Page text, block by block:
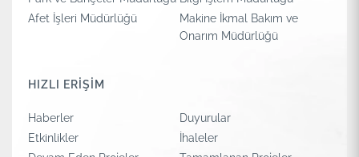
Afet İşleri Müdürlüğü
Makine İkmal Bakım ve
Onarım Müdürlüğü
HIZLI ERİŞİM
Haberler
Duyurular
Etkinlikler
İhaleler